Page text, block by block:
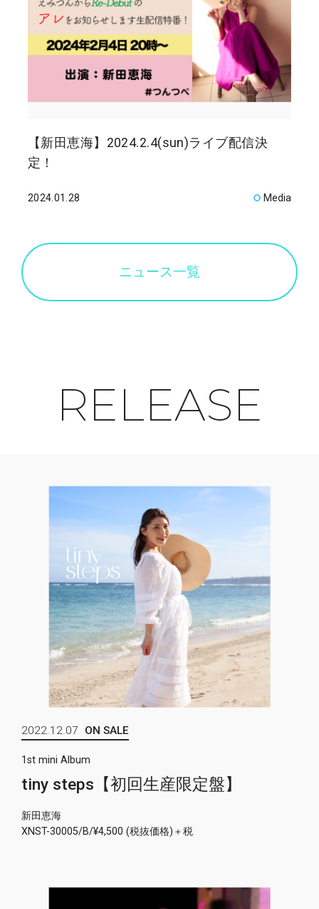
【新田恵海】2024.2.4(sun)ライブ配信決
定！
2024.01.28 Media
ニュース一覧
RELEASE
2022.12.07 ON SALE
1st mini Album
tiny steps【初回生産限定盤】
新田恵海
XNST-30005/B/¥4,500 (税抜価格)＋税